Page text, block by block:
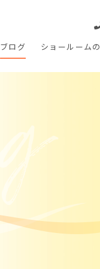
ブログ ショールームの